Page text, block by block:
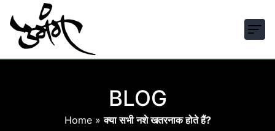
BLOG
Home»क्या सभी नशे खतरनाक होते हैं?